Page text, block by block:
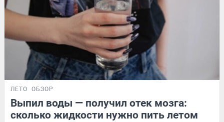
ЛЕТО ОБЗОР
Выпил воды — получил отек мозга:
сколько жидкости нужно пить летом